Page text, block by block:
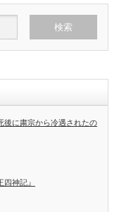
後に粛宗から冷遇されたの
神記』